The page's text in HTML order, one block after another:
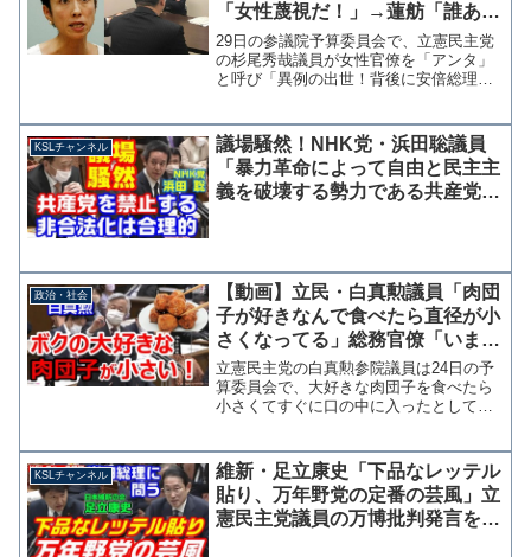
「女性蔑視だ！」→蓮舫「誰あの
ひと？女性蔑視？岡山のひと、知
らなーい」
29日の参議院予算委員会で、立憲民主党
の杉尾秀哉議員が女性官僚を「アンタ」
と呼び「異例の出世！背後に安倍総理が
事は委員長席に集まり協議した。その最
中に自民党の小野田紀美...
KSLチャンネル
議場騒然！NHK党・浜田聡議員
「暴力革命によって自由と民主主
義を破壊する勢力である共産党が
政治・社会
【動画】立民・白真勲議員「肉団
子が好きなんで食べたら直径が小
さくなってる」総務官僚「いま手
元に肉団子の数字はございませ
ん」
立憲民主党の白真勲参院議員は24日の予
算委員会で、大好きな肉団子を食べたら
小さくてすぐに口の中に入ったとして
算されているか総務省の統計局長に質問
した。 井上卓統計局長は...
KSLチャンネル
維新・足立康史「下品なレッテル
貼り、万年野党の定番の芸風」立
憲民主党議員の万博批判発言を岸